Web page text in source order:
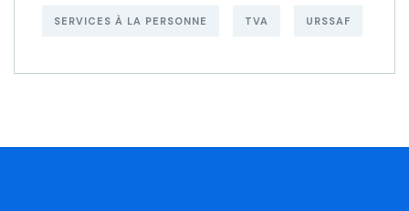
SERVICES À LA PERSONNE TVA URSSAF